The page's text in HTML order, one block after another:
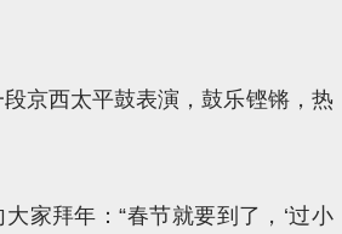
京西太平鼓表演，鼓乐铿锵，热
家拜年：“春节就要到了，‘过小